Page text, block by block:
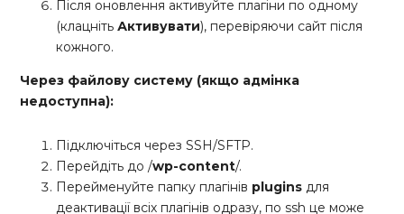
Після оновлення активуйте плагіни по одному
(клацніть Активувати), перевіряючи сайт після
кожного.
Через файлову систему (якщо адмінка
недоступна):
Підключіться через SSH/SFTP.
Перейдіть до /wp-content/.
Перейменуйте папку плагінів plugins для
деактивації всіх плагінів одразу, по ssh це може